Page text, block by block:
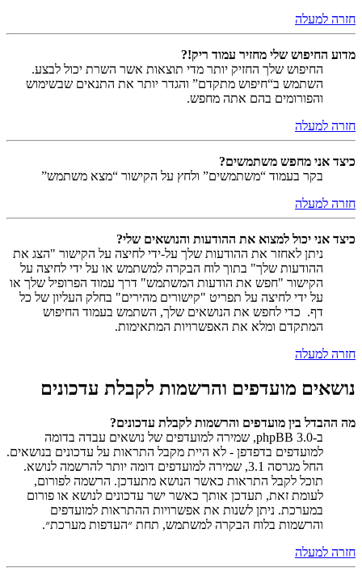
חזרה למעלה
מדוע החיפוש שלי מחזיר עמוד ריק!?
החיפוש שלך החזיק יותר מדי תוצאות אשר השרת יכול לבצע.
השתמש ב“חיפוש מתקדם” והגדר יותר את התנאים שבשימוש
והפורומים בהם אתה מחפש.
חזרה למעלה
כיצד אני מחפש משתמשים?
בקר בעמוד “משתמשים” ולחץ על הקישור “מצא משתמש”
חזרה למעלה
כיצד אני יכול למצוא את ההודעות והנושאים שלי?
ניתן לאחזר את ההודעות שלך על-ידי לחיצה על הקישור "הצג את
ההודעות שלך" בתוך לוח הבקרה למשתמש או על ידי לחיצה על
הקישור "חפש את הודעות המשתמש" דרך עמוד הפרופיל שלך או
על ידי לחיצה על תפריט "קישורים מהירים" בחלק העליון של כל
דף. כדי לחפש את הנושאים שלך, השתמש בעמוד החיפוש
המתקדם ומלא את האפשרויות המתאימות.
חזרה למעלה
נושאים מועדפים והרשמות לקבלת עדכונים
מה ההבדל בין מועדפים והרשמות לקבלת עדכונים?
ב-phpBB 3.0, שמירה למועדפים של נושאים עבדה בדומה
למועדפים בדפדפן - לא היית מקבל התראות על עדכונים בנושאים.
החל מגרסה 3.1, שמירה למועדפים דומה יותר להרשמה לנושא.
תוכל לקבל התראות כאשר הנושא מתעדכן. הרשמה לפורום,
לעומת זאת, תעדכן אותך כאשר ישר עדכונים לנושא או פורום
במערכת. ניתן לשנות את אפשרויות ההתראות למועדפים
והרשמות בלוח הבקרה למשתמש, תחת ״העדפות מערכת״.
חזרה למעלה